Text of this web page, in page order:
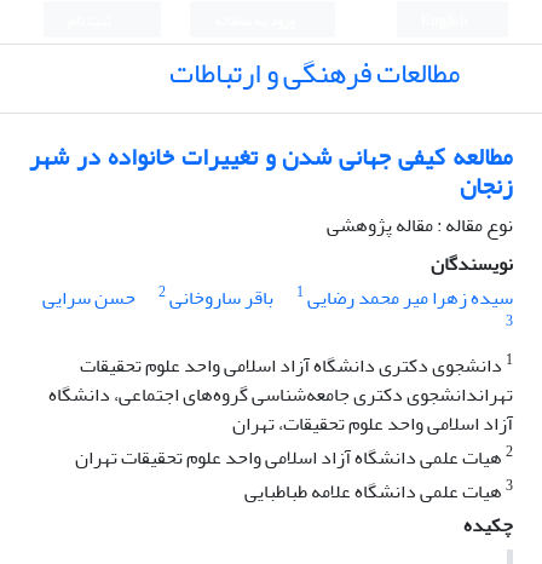
مطالعات فرهنگی و ارتباطات
مطالعه کیفی جهانی شدن و تغییرات خانواده در شهر
زنجان
نوع مقاله : مقاله پژوهشی
نویسندگان
سیده زهرا میر محمد رضایی1 باقر ساروخانی2 حسن سرایی
3
1 دانشجوی دکتری دانشگاه آزاد اسلامی واحد علوم تحقیقات
تهراندانشجوی دکتری جامعه‌شناسی گروه‌های اجتماعی، دانشگاه
آزاد اسلامی واحد علوم تحقیقات، تهران
2هیات علمی دانشگاه آزاد اسلامی واحد علوم تحقیقات تهران
3هیات علمی دانشگاه علامه طباطبایی
چکیده